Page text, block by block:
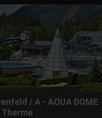
/ A - AQUA DOME